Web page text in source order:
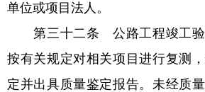
单位或项目法人。
第三十二条 公路工程竣工验
按有关规定对相关项目进行复测
定并出具质量鉴定报告。未经质